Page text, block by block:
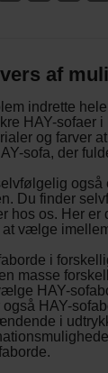
af
indrette
HAY-sofaer
og farver
sofa, der
også
Du finder
hos os. Her er
vælge
i
masse
HAY-
HAY-
i